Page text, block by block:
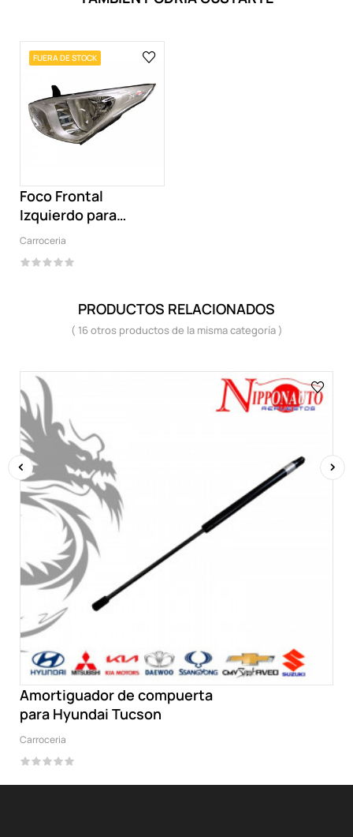
FUERA DE STOCK
Foco Frontal
Izquierdo para
Hyundai EON
Carroceria
PRODUCTOS RELACIONADOS
( 16 otros productos de la misma categoría )
Amortiguador de compuerta
para Hyundai Tucson
Carroceria
‹